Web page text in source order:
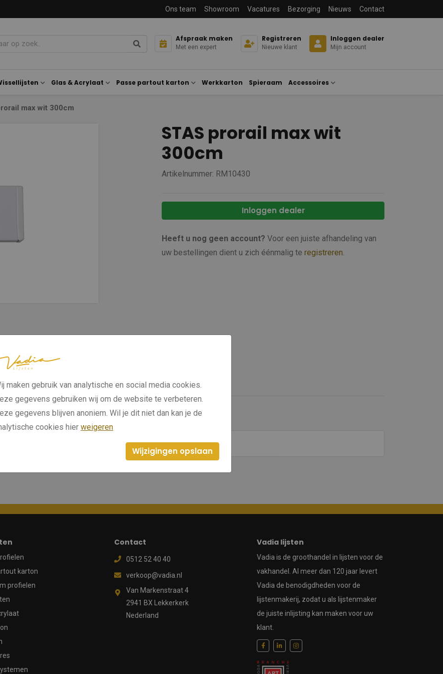
Ons team Showroom Vacatures Bezorging Nieuws Contact
Afspraak maken
Met een expert
Registreren
Nieuwe klant
Inloggen dealer
Mijn account
Glas & Acrylaat Passe partout karton Werkkarton Spieraam Accessoires
max wit 300cm
STAS prorail max wit
300cm
Artikelnummer: RM10430
Inloggen dealer
Heeft u nog geen account? Voor een juiste afhandeling van
uw bestellingen dient u zich éénmalig te registreren.
karton
profielen
Contact
0512 52 40 40
verkoop@vadia.nl
Van Markenstraat 4
2941 BX Lekkerkerk
Nederland
Vadia lijsten
Vadia is de groothandel in lijsten voor de
vakhandel. Al meer dan 120 jaar levert
Vadia de benodigdheden voor de
lijstenmakerij, zodat u als lijstenmaker
de juiste inlijsting kan maken voor uw
klant.
maken gebruik van analytische en social media cookies.
gegevens gebruiken wij om de website te verbeteren.
gegevens blijven anoniem. Wil je dit niet dan kan je de
cookies hier weigeren
Wijzigingen opslaan